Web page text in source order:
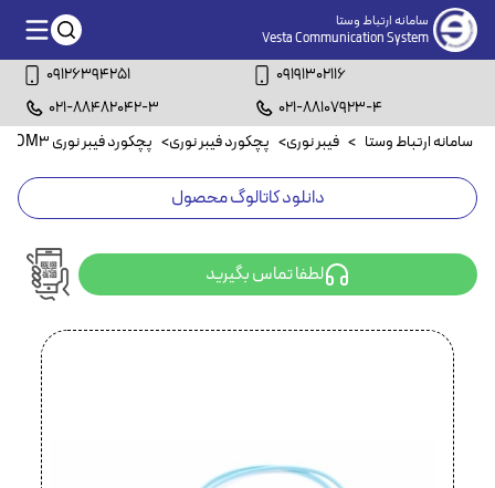
سامانه ارتباط وستا
Vesta Communication System
09126394251
09191302116
021-88482042-3
021-88107923-4
سامانه ارتباط وستا > فیبر نوری> پچکورد فیبر نوری> پچکورد فیبر نوری OM3
دانلود کاتالوگ محصول
لطفا تماس بگیرید